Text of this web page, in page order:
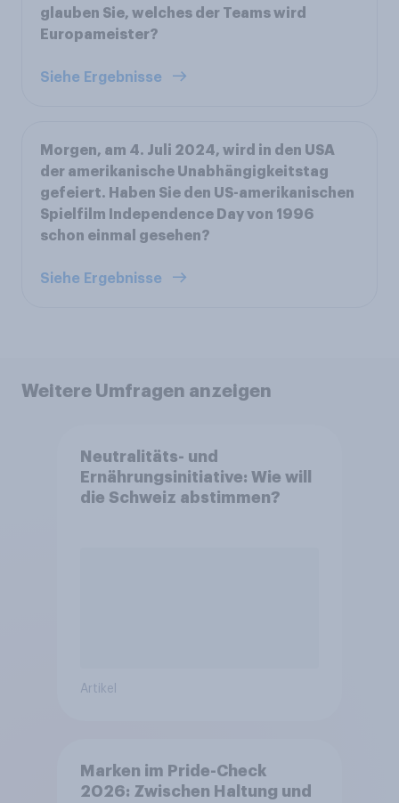
glauben Sie, welches der Teams wird
Europameister?
Siehe Ergebnisse
Morgen, am 4. Juli 2024, wird in den USA
der amerikanische Unabhängigkeitstag
gefeiert. Haben Sie den US-amerikanischen
Spielfilm Independence Day von 1996
schon einmal gesehen?
Siehe Ergebnisse
Weitere Umfragen anzeigen
Neutralitäts- und
Ernährungsinitiative: Wie will
die Schweiz abstimmen?
Artikel
Marken im Pride-Check
2026: Zwischen Haltung und